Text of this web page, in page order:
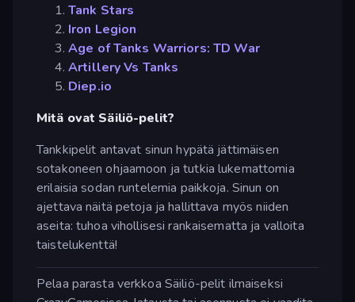
Tank Stars
Iron Legion
Age of Tanks Warriors: TD War
Artillery Vs Tanks
Diep.io
Mitä ovat Säiliö-pelit?
Tankkipelit antavat sinun hypätä jättimäisen
sotakoneen ohjaamoon ja tutkia lukemattomia
erilaisia sodan runtelemia paikkoja. Sinun on
ajettava näitä petoja ja hallittava myös niiden
aseita: tuhoa vihollisesi rankaisematta ja valloita
taistelukenttä!
Pelaa parasta verkkoa Säiliö-pelit ilmaiseksi